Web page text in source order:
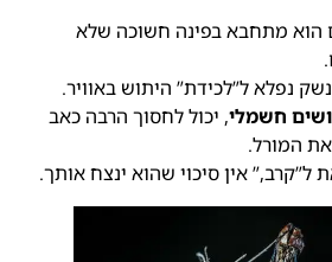
הוא מתחבא בפינה חשוכה שלא
נפלא ל”לכידת” היתוש באוויר.
חשמלי, יכול לחסוך הרבה כאב
המורל.
ל”קרב,” אין סיכוי שהוא ינצח אותך.